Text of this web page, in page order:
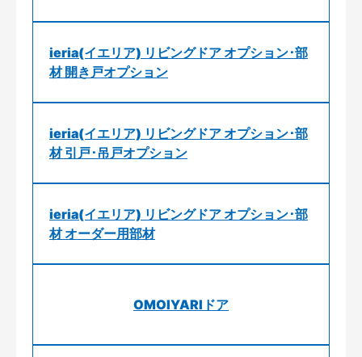
ieria(イエリア) リビングドア オプション･部
材 開き戸オプション
ieria(イエリア) リビングドア オプション･部
材 引戸･吊戸オプション
ieria(イエリア) リビングドア オプション･部
材 オーダー用部材
OMOIYARIドア